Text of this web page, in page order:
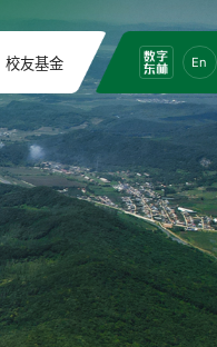
En
校友基金